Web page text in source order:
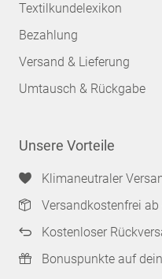
Textilkundelexikon
Bezahlung
Versand & Lieferung
Umtausch & Rückgabe
Unsere Vorteile
Klimaneutraler
Versandkostenfrei
Kostenloser
Bonuspunkte auf